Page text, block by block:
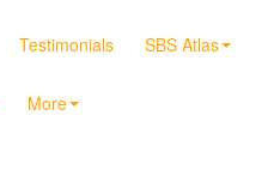
Testimonials SBS Atlas
More